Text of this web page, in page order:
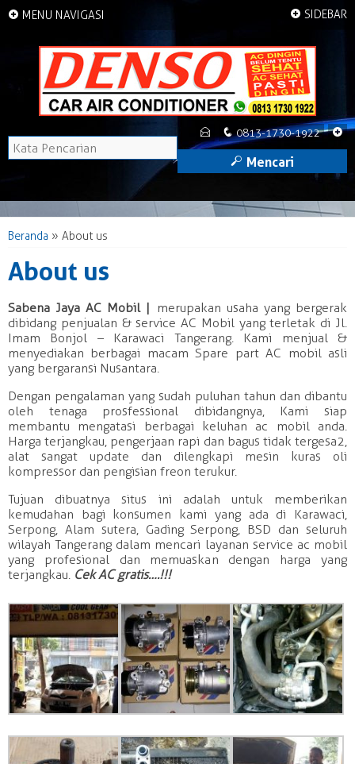
+ MENU NAVIGASI
+
q 0813-1730-1922
E
M Mencari
Beranda » About us
About us
Sabena Jaya AC Mobil | merupakan usaha yang bergerak
dibidang penjualan & service AC Mobil yang terletak di Jl.
Imam Bonjol – Karawaci Tangerang. Kami menjual &
menyediakan berbagai macam Spare part AC mobil asli
yang bergaransi Nusantara.
Dengan pengalaman yang sudah puluhan tahun dan dibantu
oleh tenaga prosfessional dibidangnya, Kami siap
membantu mengatasi berbagai keluhan ac mobil anda.
Harga terjangkau, pengerjaan rapi dan bagus tidak tergesa2,
alat sangat update dan dilengkapi mesin kuras oli
kompressor dan pengisian freon terukur.
Tujuan dibuatnya situs ini adalah untuk memberikan
kemudahan bagi konsumen kami yang ada di Karawaci,
Serpong, Alam sutera, Gading Serpong, BSD dan seluruh
wilayah Tangerang dalam mencari layanan service ac mobil
yang profesional dan memuaskan dengan harga yang
terjangkau. Cek AC gratis….!!!
+ SIDEBAR